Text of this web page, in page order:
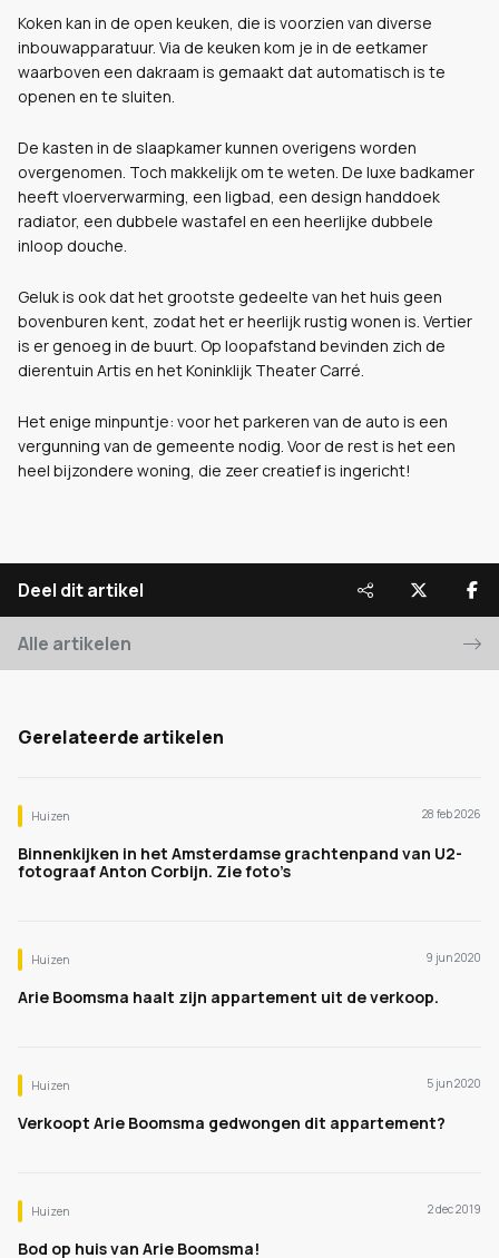
Koken kan in de open keuken, die is voorzien van diverse
inbouwapparatuur. Via de keuken kom je in de eetkamer
waarboven een dakraam is gemaakt dat automatisch is te
openen en te sluiten.
De kasten in de slaapkamer kunnen overigens worden
overgenomen. Toch makkelijk om te weten. De luxe badkamer
heeft vloerverwarming, een ligbad, een design handdoek
radiator, een dubbele wastafel en een heerlijke dubbele
inloop douche.
Geluk is ook dat het grootste gedeelte van het huis geen
bovenburen kent, zodat het er heerlijk rustig wonen is. Vertier
is er genoeg in de buurt. Op loopafstand bevinden zich de
dierentuin Artis en het Koninklijk Theater Carré.
Het enige minpuntje: voor het parkeren van de auto is een
vergunning van de gemeente nodig. Voor de rest is het een
heel bijzondere woning, die zeer creatief is ingericht!
Deel dit artikel
Alle artikelen
Gerelateerde artikelen
Huizen 28 feb 2026
Binnenkijken in het Amsterdamse grachtenpand van U2-
fotograaf Anton Corbijn. Zie foto’s
Huizen 9 jun 2020
Arie Boomsma haalt zijn appartement uit de verkoop.
Huizen 5 jun 2020
Verkoopt Arie Boomsma gedwongen dit appartement?
Huizen 2 dec 2019
Bod op huis van Arie Boomsma!